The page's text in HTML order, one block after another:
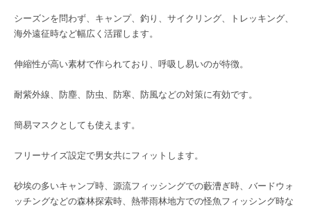
シーズンを問わず、キャンプ、釣り、サイクリング、トレッキング、
海外遠征時など幅広く活躍します。
伸縮性が高い素材で作られており、呼吸し易いのが特徴。
耐紫外線、防塵、防虫、防寒、防風などの対策に有効です。
簡易マスクとしても使えます。
フリーサイズ設定で男女共にフィットします。
砂埃の多いキャンプ時、源流フィッシングでの藪漕ぎ時、バードウォ
ッチングなどの森林探索時、熱帯雨林地方での怪魚フィッシング時な